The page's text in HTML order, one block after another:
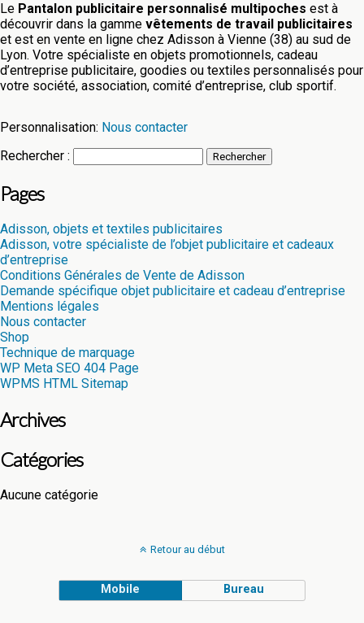
Le Pantalon publicitaire personnalisé multipoches est à
découvrir dans la gamme vêtements de travail publicitaires
et est en vente en ligne chez Adisson à Vienne (38) au sud de
Lyon. Votre spécialiste en objets promotionnels, cadeau
d’entreprise publicitaire, goodies ou textiles personnalisés pour
votre société, association, comité d’entreprise, club sportif.
Personnalisation: Nous contacter
Rechercher :
Pages
Adisson, objets et textiles publicitaires
Adisson, votre spécialiste de l’objet publicitaire et cadeaux
d’entreprise
Conditions Générales de Vente de Adisson
Demande spécifique objet publicitaire et cadeau d’entreprise
Mentions légales
Nous contacter
Shop
Technique de marquage
WP Meta SEO 404 Page
WPMS HTML Sitemap
Archives
Catégories
Aucune catégorie
Retour au début
Mobile Bureau